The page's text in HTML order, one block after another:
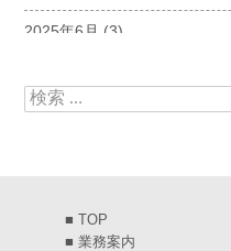
2025年6月 (3)
2025年4月(5)
2025年1月(7)
検索:
■ TOP
■ 業務案内